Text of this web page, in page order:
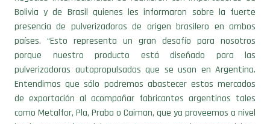
presencia de pulverizadoras de origen brasilero en ambos
países. “Esto representa un gran desafío para nosotros
porque nuestro producto está diseñado para las
pulverizadoras autopropulsadas que se usan en Argentina.
Entendimos que sólo podremos abastecer estos mercados
de exportación al acompañar fabricantes argentinos tales
como Metalfor, Pla, Praba o Caiman, que ya proveemos a nivel
local”, comentó Daniel Bruso. Tenemos precios competitivos